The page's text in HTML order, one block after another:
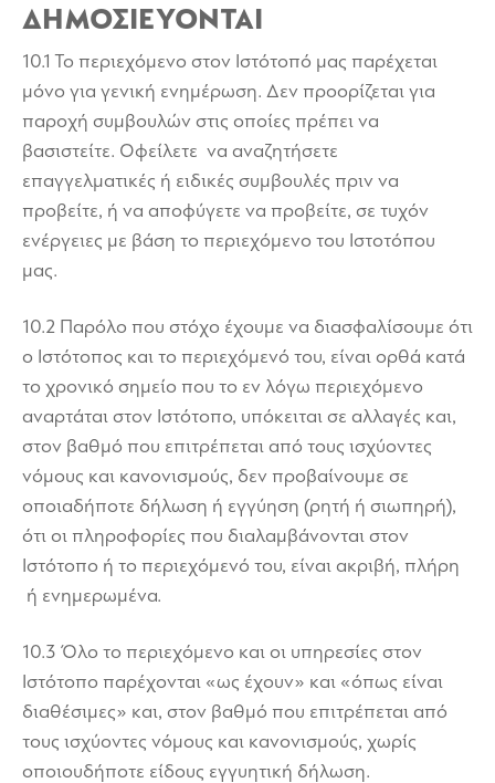
ΔΗΜΟΣΙΕΥΟΝΤΑΙ
10.1 Το περιεχόμενο στον Ιστότοπό μας παρέχεται
μόνο για γενική ενημέρωση. Δεν προορίζεται για
παροχή συμβουλών στις οποίες πρέπει να
βασιστείτε. Οφείλετε να αναζητήσετε
επαγγελματικές ή ειδικές συμβουλές πριν να
προβείτε, ή να αποφύγετε να προβείτε, σε τυχόν
ενέργειες με βάση το περιεχόμενο του Ιστοτόπου
μας.
10.2 Παρόλο που στόχο έχουμε να διασφαλίσουμε ότι
ο Ιστότοπος και το περιεχόμενό του, είναι ορθά κατά
το χρονικό σημείο που το εν λόγω περιεχόμενο
αναρτάται στον Ιστότοπο, υπόκειται σε αλλαγές και,
στον βαθμό που επιτρέπεται από τους ισχύοντες
νόμους και κανονισμούς, δεν προβαίνουμε σε
οποιαδήποτε δήλωση ή εγγύηση (ρητή ή σιωπηρή),
ότι οι πληροφορίες που διαλαμβάνονται στον
Ιστότοπο ή το περιεχόμενό του, είναι ακριβή, πλήρη
ή ενημερωμένα.
10.3 Όλο το περιεχόμενο και οι υπηρεσίες στον
Ιστότοπο παρέχονται «ως έχουν» και «όπως είναι
διαθέσιμες» και, στον βαθμό που επιτρέπεται από
τους ισχύοντες νόμους και κανονισμούς, χωρίς
οποιουδήποτε είδους εγγυητική δήλωση.